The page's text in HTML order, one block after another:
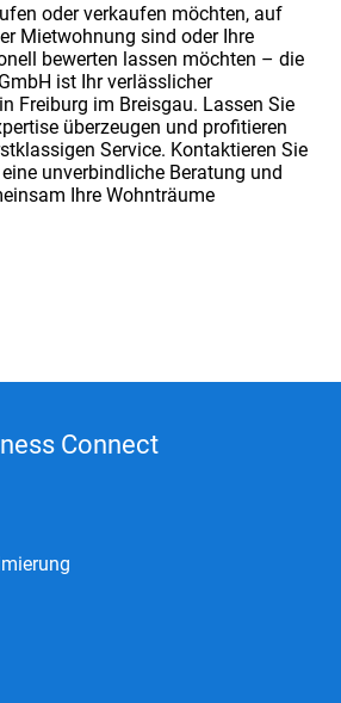
oder verkaufen möchten, auf
Mietwohnung sind oder Ihre
bewerten lassen möchten – die
ist Ihr verlässlicher
Freiburg im Breisgau. Lassen Sie
überzeugen und profitieren
Service. Kontaktieren Sie
unverbindliche Beratung und
Ihre Wohnträume
Connect